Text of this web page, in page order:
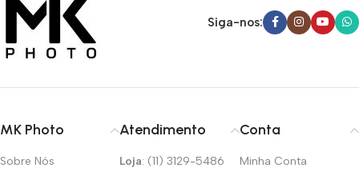
Siga-nos:
MK Photo
Sobre Nós
Atendimento
Loja: (11) 3129-5486
Conta
Minha Conta